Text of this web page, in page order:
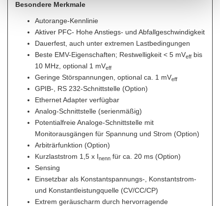
Besondere Merkmale
Autorange-Kennlinie
Aktiver PFC- Hohe Anstiegs- und Abfallgeschwindigkeit
Dauerfest, auch unter extremen Lastbedingungen
Beste EMV-Eigenschaften; Restwelligkeit < 5 mVeff bis
10 MHz, optional 1 mVeff
Geringe Störspannungen, optional ca. 1 mVeff
GPIB-, RS 232-Schnittstelle (Option)
Ethernet Adapter verfügbar
Analog-Schnittstelle (serienmäßig)
Potentialfreie Analoge-Schnittstelle mit
Monitorausgängen für Spannung und Strom (Option)
Arbiträrfunktion (Option)
Kurzlaststrom 1,5 x Inenn für ca. 20 ms (Option)
Sensing
Einsetzbar als Konstantspannungs-, Konstantstrom-
und Konstantleistungquelle (CV/CC/CP)
Extrem geräuscharm durch hervorragende